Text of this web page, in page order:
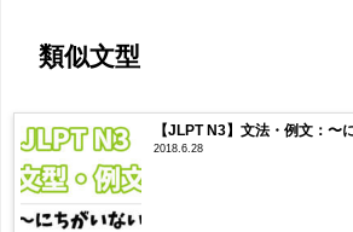
類似文型
【JLPT N3】文法・例文：〜
2018.6.28